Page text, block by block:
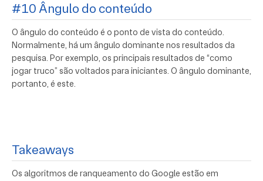
#10 Ângulo do conteúdo
O ângulo do conteúdo é o ponto de vista do conteúdo.
Normalmente, há um ângulo dominante nos resultados da
pesquisa. Por exemplo, os principais resultados de “como
jogar truco” são voltados para iniciantes. O ângulo dominante,
portanto, é este.
Takeaways
Os algoritmos de ranqueamento do Google estão em